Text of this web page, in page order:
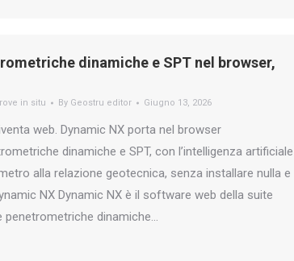
dinamiche e SPT nel browser,
in situ By Geostru editor Giugno 13, 2026
web. Dynamic NX porta nel browser
dinamiche e SPT, con l’intelligenza artificiale
alla relazione geotecnica, senza installare nulla e
NX Dynamic NX è il software web della suite
penetrometriche dinamiche…